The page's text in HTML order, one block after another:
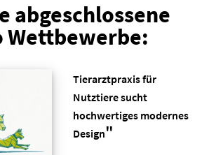
abgeschlossene
Wettbewerbe:
Tierarztpraxis für
Nutztiere sucht
hochwertiges modernes
Design"